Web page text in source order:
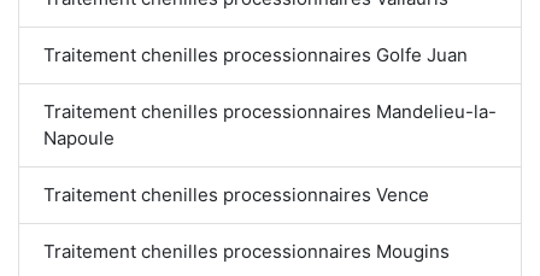
Traitement chenilles processionnaires Golfe Juan
Traitement chenilles processionnaires Mandelieu-la-
Napoule
Traitement chenilles processionnaires Vence
Traitement chenilles processionnaires Mougins